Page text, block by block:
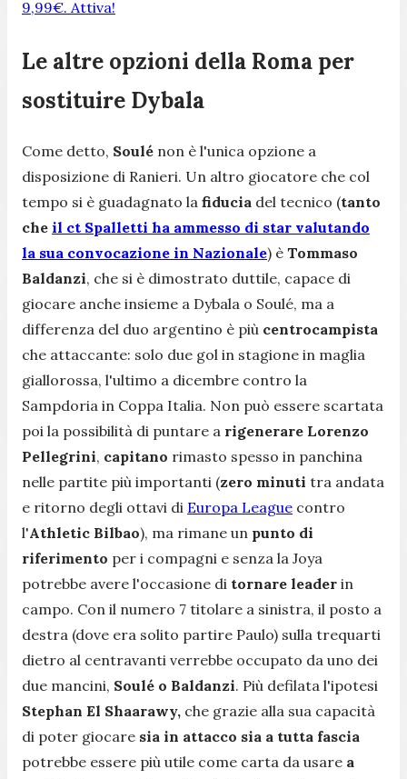
9,99€. Attiva!
Le altre opzioni della Roma per
sostituire Dybala
Come detto, Soulé non è l'unica opzione a
disposizione di Ranieri. Un altro giocatore che col
tempo si è guadagnato la fiducia del tecnico (tanto
che il ct Spalletti ha ammesso di star valutando
la sua convocazione in Nazionale) è Tommaso
Baldanzi, che si è dimostrato duttile, capace di
giocare anche insieme a Dybala o Soulé, ma a
differenza del duo argentino è più centrocampista
che attaccante: solo due gol in stagione in maglia
giallorossa, l'ultimo a dicembre contro la
Sampdoria in Coppa Italia. Non può essere scartata
poi la possibilità di puntare a rigenerare Lorenzo
Pellegrini, capitano rimasto spesso in panchina
nelle partite più importanti (zero minuti tra andata
e ritorno degli ottavi di Europa League contro
l'Athletic Bilbao), ma rimane un punto di
riferimento per i compagni e senza la Joya
potrebbe avere l'occasione di tornare leader in
campo. Con il numero 7 titolare a sinistra, il posto a
destra (dove era solito partire Paulo) sulla trequarti
dietro al centravanti verrebbe occupato da uno dei
due mancini, Soulé o Baldanzi. Più defilata l'ipotesi
Stephan El Shaarawy, che grazie alla sua capacità
di poter giocare sia in attacco sia a tutta fascia
potrebbe essere più utile come carta da usare a